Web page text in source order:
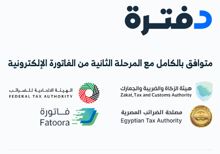
متوافق بالكامل مع المرحلة الثانية من الفاتورة الإلكترونية